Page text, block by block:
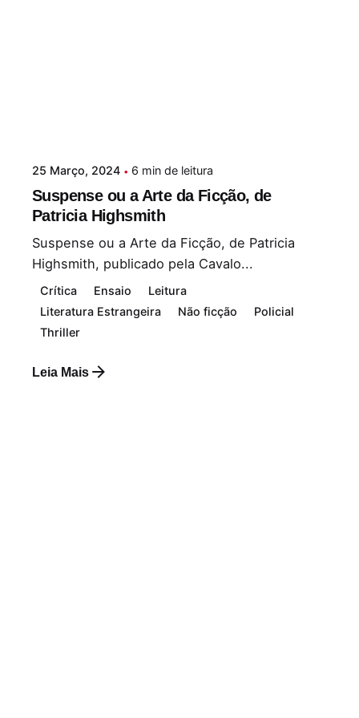
25 Março, 2024 6 min de leitura
Suspense ou a Arte da Ficção, de
Patricia Highsmith
Suspense ou a Arte da Ficção, de Patricia
Highsmith, publicado pela Cavalo...
Crítica Ensaio
Leitura
Literatura Estrangeira
Não ficção
Policial
Thriller
Leia Mais